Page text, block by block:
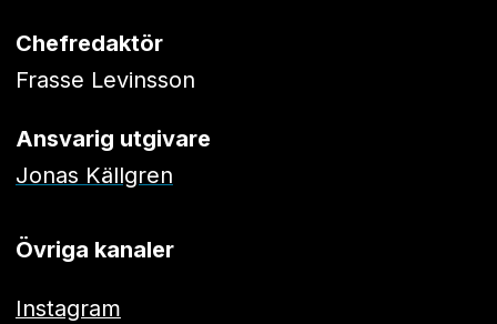
Chefredaktör
Frasse Levinsson
Ansvarig utgivare
Jonas Källgren
Övriga kanaler
Instagram